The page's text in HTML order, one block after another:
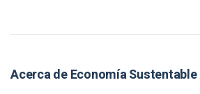
Acerca de Economía Sustentable